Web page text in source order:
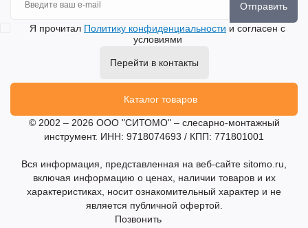
Отправить
Я прочитал Политику конфиденциальности и согласен с
условиями
Перейти в контакты
Каталог товаров
© 2002 – 2026 ООО "СИТОМО" – слесарно-монтажный
инструмент. ИНН: 9718074693 / КПП: 771801001
Вся информация, представленная на веб-сайте sitomo.ru,
включая информацию о ценах, наличии товаров и их
характеристиках, носит ознакомительный характер и не
является публичной офертой.
Позвонить